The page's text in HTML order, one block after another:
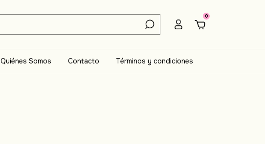
0
Quiénes Somos Contacto Términos y condiciones